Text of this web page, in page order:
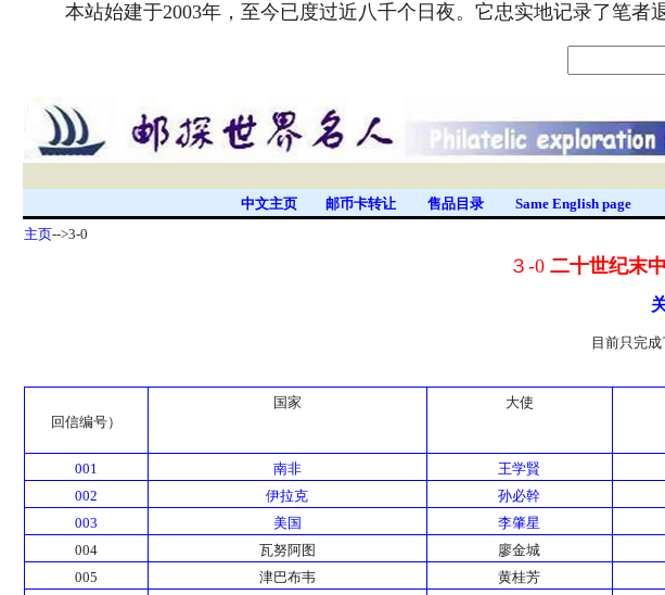
本站始建于2003年，至今已度过近八千个日夜。它忠实地记录了笔
中文主页 邮币卡转让 售品目录
Same English page
主页-->3-0
３-0二十世纪末
目前只完
回信编号）
国家 大使
001 南非 王学賢
002
伊拉克 孙必幹
003
美国 李肇星
004
瓦努阿图 廖金城
005
津巴布韦 黄桂芳